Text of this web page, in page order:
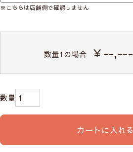
※こちらは店舗側で確認しません
数量1の場合 ￥--,---
カートに入れる